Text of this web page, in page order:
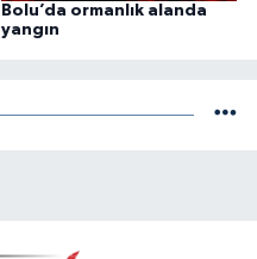
Bolu’da ormanlık alanda
yangın